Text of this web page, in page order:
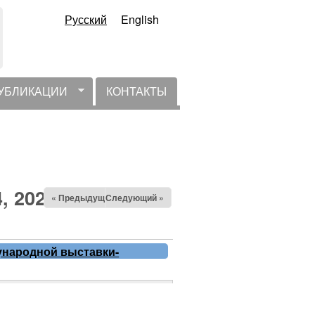
Русский English
КОНТАКТЫ
2024« ПредыдущийСледующий »
выставки-